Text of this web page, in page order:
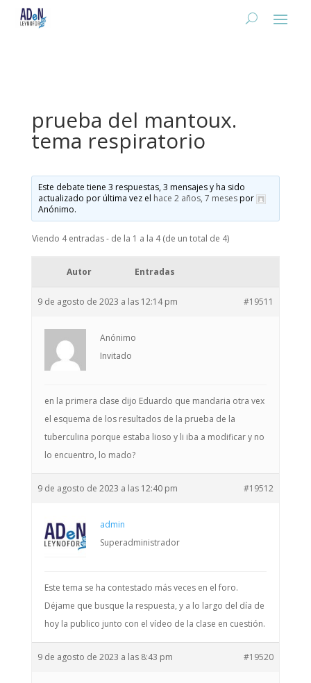
prueba del mantoux.
tema respiratorio
Este debate tiene 3 respuestas, 3 mensajes y ha sido
actualizado por última vez el hace 2 años, 7 mesespor
Anónimo.
Viendo 4 entradas - de la 1 a la 4 (de un total de 4)
Autor Entradas
9 de agosto de 2023 a las 12:14 pm #19511
Anónimo
Invitado
en la primera clase dijo Eduardo que mandaria otra vex
el esquema de los resultados de la prueba de la
tuberculina porque estaba lioso y li iba a modificar y no
lo encuentro, lo mado?
9 de agosto de 2023 a las 12:40 pm #19512
admin
Superadministrador
Este tema se ha contestado más veces en el foro.
Déjame que busque la respuesta, y a lo largo del día de
hoy la publico junto con el vídeo de la clase en cuestión.
9 de agosto de 2023 a las 8:43 pm #19520